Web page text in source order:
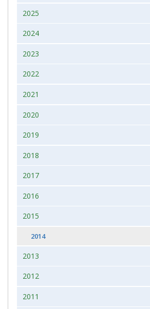
2025
2024
2023
2022
2021
2020
2019
2018
2017
2016
2015
2014
2013
2012
2011